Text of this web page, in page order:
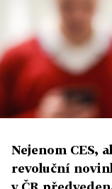
Nejenom CES,
revoluční